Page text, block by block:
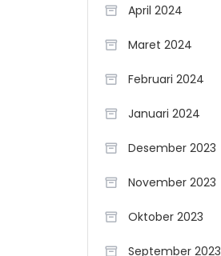
April 2024
Maret 2024
Februari 2024
Januari 2024
Desember 2023
November 2023
Oktober 2023
September 2023